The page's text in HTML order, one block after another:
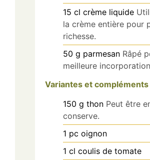
15 cl crème liquide
la crème entière pour
richesse.
50 g parmesan Râpé
meilleure
Variantes et compléments
150 g thon Peut être
conserve.
1 pc oignon
1 cl coulis de tomate